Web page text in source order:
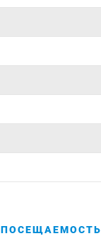
ПОСЕЩАЕМОСТЬ